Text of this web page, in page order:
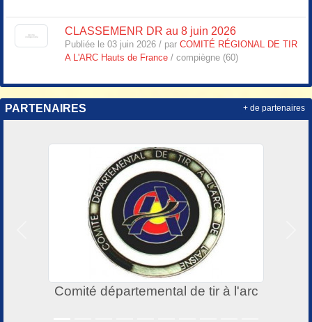
CLASSEMENR DR au 8 juin 2026
Publiée le 03 juin 2026 / par COMITÉ RÉGIONAL DE TIR
A L'ARC Hauts de France/ compiègne (60)
PARTENAIRES
départemental de tir à l'arc
+ de partenaires